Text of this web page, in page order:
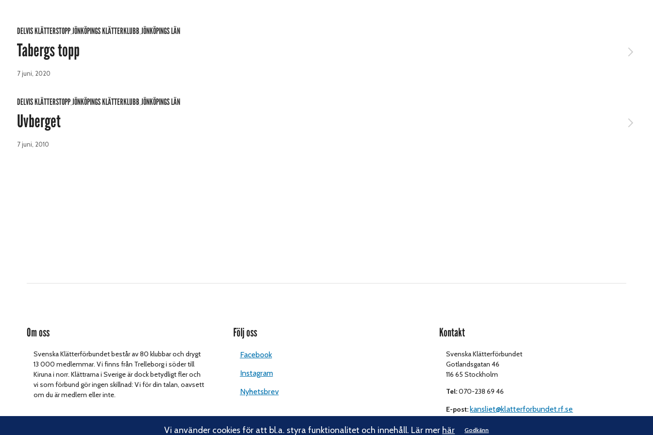
DELVIS KLÄTTERSTOPP,JÖNKÖPINGS KLÄTTERKLUBB,JÖNKÖPINGS LÄN
Tabergs topp
7 juni, 2020
DELVIS KLÄTTERSTOPP,JÖNKÖPINGS KLÄTTERKLUBB,JÖNKÖPINGS LÄN
Uvberget
7 juni, 2010
Om oss
Svenska Klätterförbundet består av 80 klubbar och drygt
13 000 medlemmar. Vi finns från Trelleborg i söder till
Kiruna i norr. Klättrarna i Sverige är dock betydligt fler och
vi som förbund gör ingen skillnad: Vi för din talan, oavsett
om du är medlem eller inte.
Följ oss
Facebook
Instagram
Nyhetsbrev
Kontakt
Svenska Klätterförbundet
Gotlandsgatan 46
116 65 Stockholm
Tel:070-238 69 46
E-post:kansliet@klatterforbundet.rf.se
Vi använder cookies för att bl.a. styra funktionalitet och innehåll. Lär mer här Godkänn